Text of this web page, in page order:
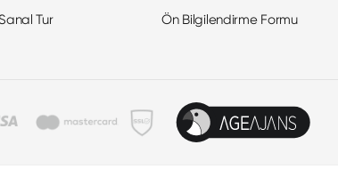
Tur Ön Bilgilendirme Formu